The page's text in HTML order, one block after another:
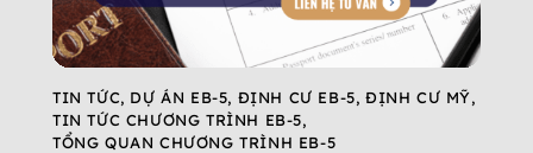
TIN TỨC, DỰ ÁN EB-5, ĐỊNH CƯ EB-5,ĐỊNH CƯ MỸ,
TIN TỨC CHƯƠNG TRÌNH EB-5,
TỔNG QUAN CHƯƠNG TRÌNH EB-5